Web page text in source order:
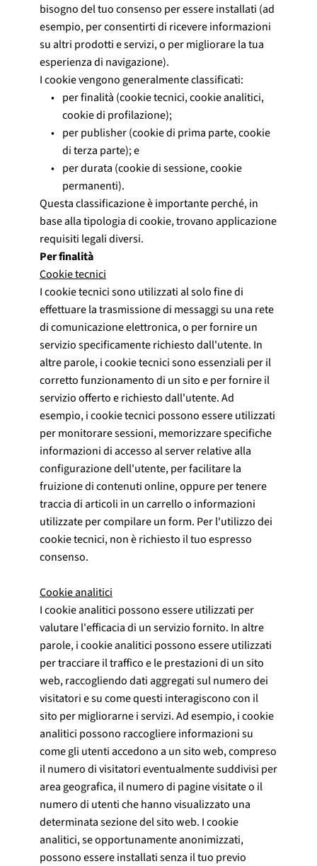
bisogno del tuo consenso per essere installati (ad
esempio, per consentirti di ricevere informazioni
su altri prodotti e servizi, o per migliorare la tua
esperienza di navigazione).
I cookie vengono generalmente classificati:
per finalità (cookie tecnici, cookie analitici,
cookie di profilazione);
per publisher (cookie di prima parte, cookie
di terza parte); e
per durata (cookie di sessione, cookie
permanenti).
Questa classificazione è importante perché, in
base alla tipologia di cookie, trovano applicazione
requisiti legali diversi.
Per finalità
Cookie tecnici
I cookie tecnici sono utilizzati al solo fine di
effettuare la trasmissione di messaggi su una rete
di comunicazione elettronica, o per fornire un
servizio specificamente richiesto dall'utente. In
altre parole, i cookie tecnici sono essenziali per il
corretto funzionamento di un sito e per fornire il
servizio offerto e richiesto dall'utente. Ad
esempio, i cookie tecnici possono essere utilizzati
per monitorare sessioni, memorizzare specifiche
informazioni di accesso al server relative alla
configurazione dell'utente, per facilitare la
fruizione di contenuti online, oppure per tenere
traccia di articoli in un carrello o informazioni
utilizzate per compilare un form. Per l'utilizzo dei
cookie tecnici, non è richiesto il tuo espresso
consenso.
Cookie analitici
I cookie analitici possono essere utilizzati per
valutare l'efficacia di un servizio fornito. In altre
parole, i cookie analitici possono essere utilizzati
per tracciare il traffico e le prestazioni di un sito
web, raccogliendo dati aggregati sul numero dei
visitatori e su come questi interagiscono con il
sito per migliorarne i servizi. Ad esempio, i cookie
analitici possono raccogliere informazioni su
come gli utenti accedono a un sito web, compreso
il numero di visitatori eventualmente suddivisi per
area geografica, il numero di pagine visitate o il
numero di utenti che hanno visualizzato una
determinata sezione del sito web. I cookie
analitici, se opportunamente anonimizzati,
possono essere installati senza il tuo previo